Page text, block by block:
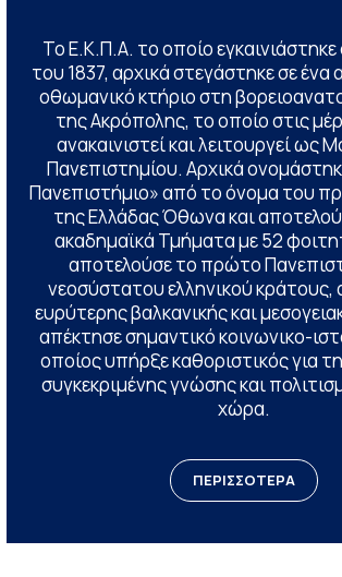
Το Ε.Κ.Π.Α. το οποίο εγκαινιάστηκε
του 1837, αρχικά στεγάστηκε σε ένα
οθωμανικό κτήριο στη
της Ακρόπολης, το οποίο στις
ανακαινιστεί και λειτουργεί ως
Πανεπιστημίου. Αρχικά
Πανεπιστήμιο» από το όνομα του
της Ελλάδας Όθωνα και
ακαδημαϊκά Τμήματα με 52
αποτελούσε το πρώτο
νεοσύστατου ελληνικού κράτους,
ευρύτερης βαλκανικής και
απέκτησε σημαντικό κοινωνικο-
οποίος υπήρξε καθοριστικός για
συγκεκριμένης γνώσης και
χώρα.
ΠΕΡΙΣΣΟΤΕΡΑ